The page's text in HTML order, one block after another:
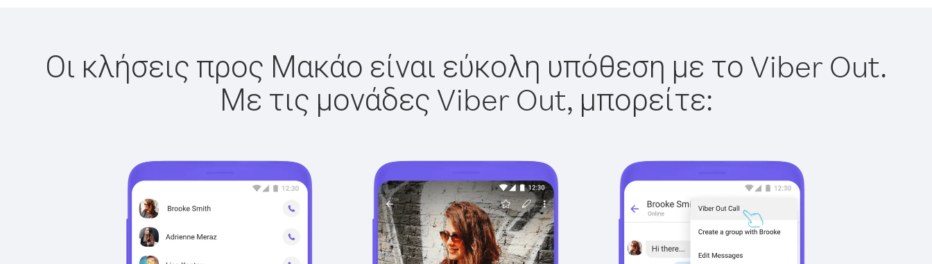
Οι κλήσεις προς Μακάο είναι εύκολη υπόθεση με το Viber Out.
Με τις μονάδες Viber Out, μπορείτε: